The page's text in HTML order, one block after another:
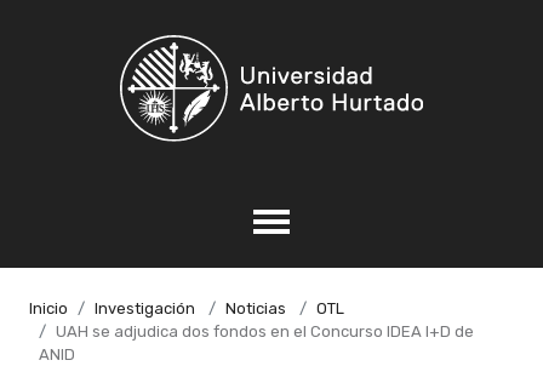
Inicio Investigación Noticias
OTL
UAH se adjudica dos fondos en el Concurso IDEA I+D de
ANID